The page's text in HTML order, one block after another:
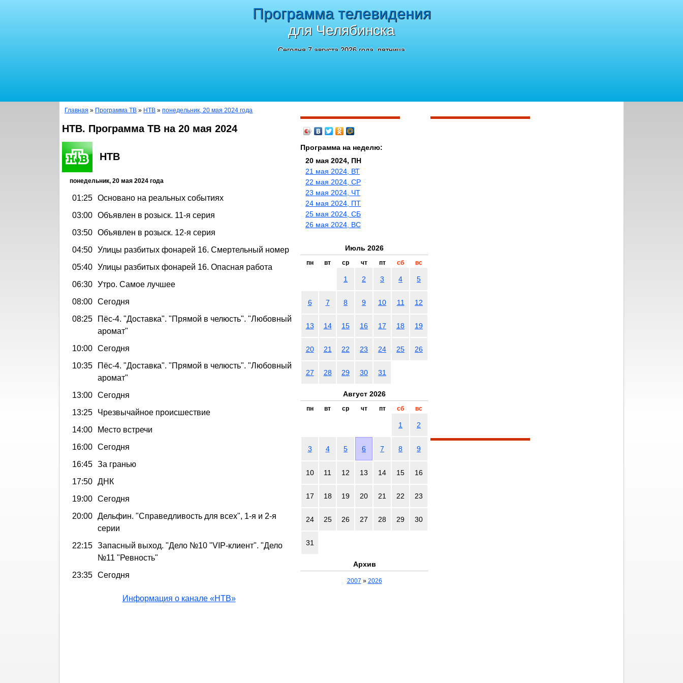
Программа телевидения
для Челябинска
Сегодня 7 августа 2026 года, пятница
Главная » Программа ТВ » НТВ » понедельник, 20 мая 2024 года
НТВ. Программа ТВ на 20 мая 2024
НТВ
понедельник, 20 мая 2024 года
01:25 Основано на реальных событиях
03:00 Объявлен в розыск. 11-я серия
03:50 Объявлен в розыск. 12-я серия
04:50 Улицы разбитых фонарей 16. Смертельный номер
05:40 Улицы разбитых фонарей 16. Опасная работа
06:30 Утро. Самое лучшее
08:00 Сегодня
08:25
Пёс-4. "Доставка". "Прямой в челюсть". "Любовный
аромат"
10:00 Сегодня
10:35
Пёс-4. "Доставка". "Прямой в челюсть". "Любовный
аромат"
13:00 Сегодня
13:25
Чрезвычайное происшествие
14:00
Место встречи
16:00 Сегодня
16:45 За гранью
17:50 ДНК
19:00 Сегодня
20:00 Дельфин. "Справедливость для всех", 1-я и 2-я
серии
22:15 Запасный выход. "Дело №10 "VIP-клиент". "Дело
№11 "Ревность"
23:35 Сегодня
Информация о канале «НТВ»
Программа на неделю:
20 мая 2024, ПН
21 мая 2024, ВТ
22 мая 2024, СР
23 мая 2024, ЧТ
24 мая 2024, ПТ
25 мая 2024, СБ
26 мая 2024, ВС
Июль 2026
пн вт ср чт пт сб вс
1 2 3 4 5
6 7 8 9 10 11 12
13 14 15 16 17 18 19
20 21 22 23 24 25 26
27 28 29 30 31
Август 2026
пн вт ср чт пт сб вс
1 2
3 4 5 6 7 8 9
10 11 12 13 14 15 16
17 18 19 20 21 22 23
24 25 26 27 28 29 30
31
Архив
2007 » 2026